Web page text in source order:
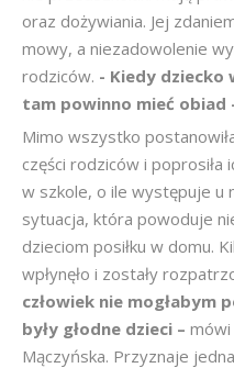
oraz dożywiania. Jej
mowy, a niezadowolenie
rodziców. - Kiedy dziecko
tam powinno mieć obiad
Mimo wszystko
części rodziców i poprosiła
w szkole, o ile występuje u
sytuacja, która powoduje
dzieciom posiłku w domu.
wpłynęło i zostały
człowiek nie mogłabym
były głodne dzieci – mówi
Mączyńska. Przyznaje